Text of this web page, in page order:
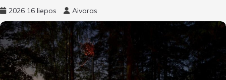
2026 16 liepos Aivaras